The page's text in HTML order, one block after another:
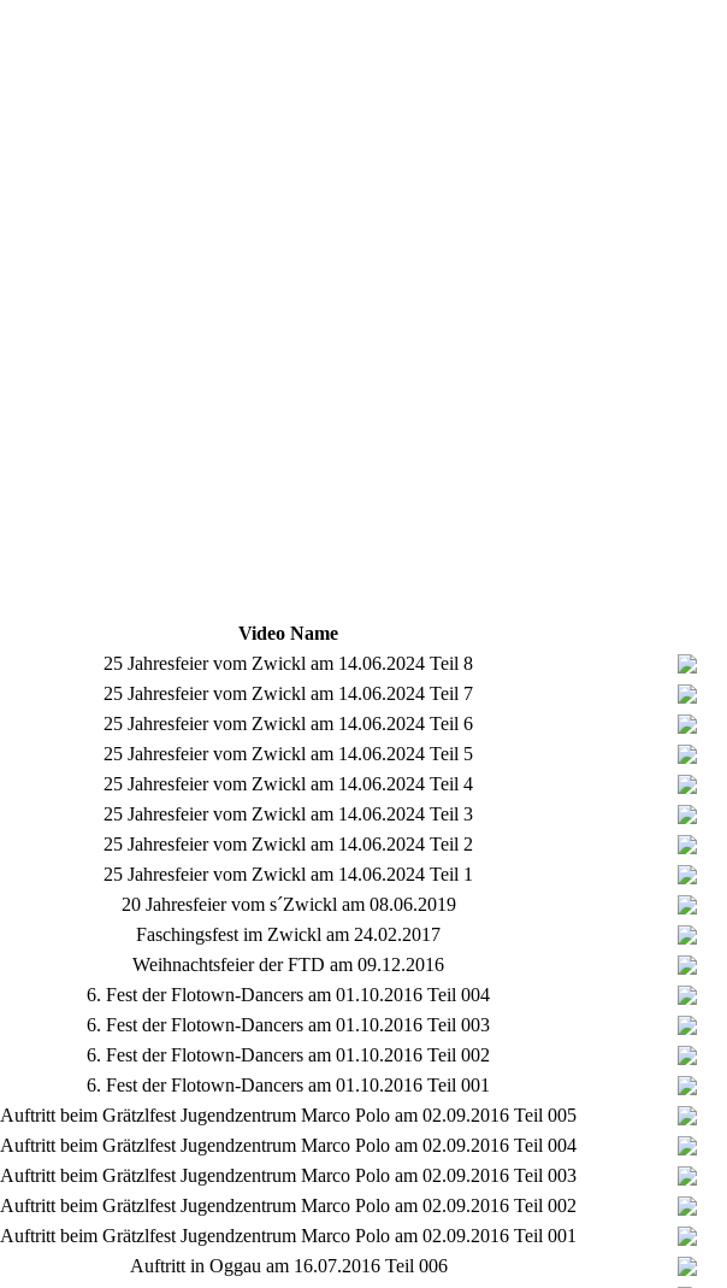
Video Name
25 Jahresfeier vom Zwickl am 14.06.2024 Teil 8
25 Jahresfeier vom Zwickl am 14.06.2024 Teil 7
25 Jahresfeier vom Zwickl am 14.06.2024 Teil 6
25 Jahresfeier vom Zwickl am 14.06.2024 Teil 5
25 Jahresfeier vom Zwickl am 14.06.2024 Teil 4
25 Jahresfeier vom Zwickl am 14.06.2024 Teil 3
25 Jahresfeier vom Zwickl am 14.06.2024 Teil 2
25 Jahresfeier vom Zwickl am 14.06.2024 Teil 1
20 Jahresfeier vom s´Zwickl am 08.06.2019
Faschingsfest im Zwickl am 24.02.2017
Weihnachtsfeier der FTD am 09.12.2016
6. Fest der Flotown-Dancers am 01.10.2016 Teil 004
6. Fest der Flotown-Dancers am 01.10.2016 Teil 003
6. Fest der Flotown-Dancers am 01.10.2016 Teil 002
6. Fest der Flotown-Dancers am 01.10.2016 Teil 001
Auftritt beim Grätzlfest Jugendzentrum Marco Polo am 02.09.2016 Teil 005
Auftritt beim Grätzlfest Jugendzentrum Marco Polo am 02.09.2016 Teil 004
Auftritt beim Grätzlfest Jugendzentrum Marco Polo am 02.09.2016 Teil 003
Auftritt beim Grätzlfest Jugendzentrum Marco Polo am 02.09.2016 Teil 002
Auftritt beim Grätzlfest Jugendzentrum Marco Polo am 02.09.2016 Teil 001
Auftritt in Oggau am 16.07.2016 Teil 006